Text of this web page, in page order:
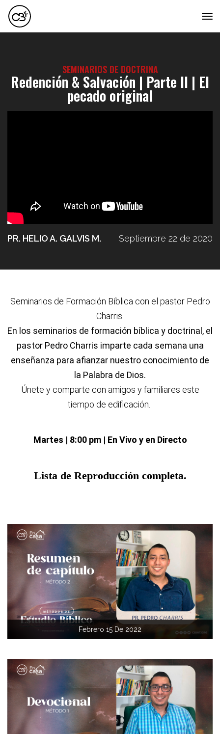
SEMINARIOS DE DOCTRINA
Redención & Salvación | Parte II | El
pecado original
PR. HELIO A. GALVIS M. Septiembre 22 de 2020
Seminarios de Formación Bíblica con el pastor Pedro
Charris.
En los seminarios de formación bíblica y doctrinal, el
pastor Pedro Charris imparte cada semana una
enseñanza para afianzar nuestro conocimiento de
la Palabra de Dios.
Únete y comparte con amigos y familiares este
tiempo de edificación.
Martes | 8:00 pm | En Vivo y en Directo
Lista de Reproducción completa.
Febrero 15 De 2022